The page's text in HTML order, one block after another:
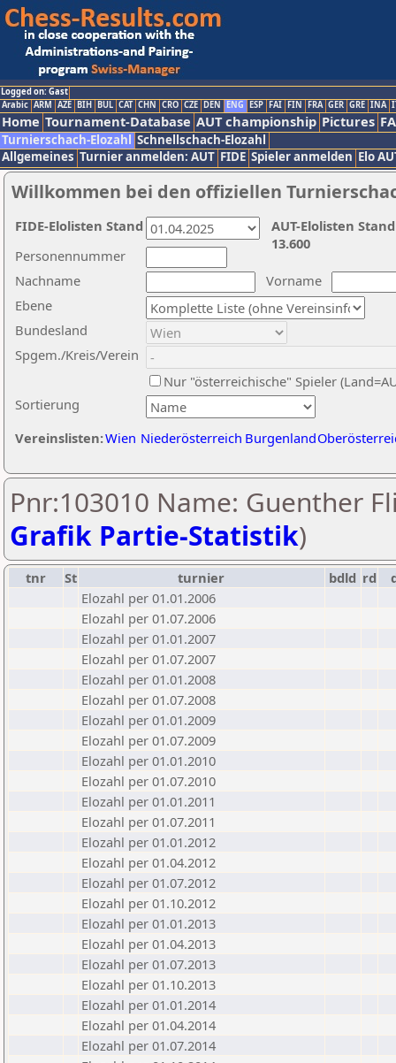
Logged on: Gast
Arabic ARM AZE BIH BUL CAT CHN CRO CZE DEN ENG ESP FAI FIN FRA GER GRE INA
Home Tournament-Database AUT championship Pictures
Turnierschach-Elozahl Schnellschach-Elozahl
Allgemeines Turnier anmelden: AUT FIDE Spieler anmelden Elo
Willkommen bei den offiziellen
Nachname
Vorname
Ebene
Sortierung
Personennummer
Bundesland
Spgem./Kreis/Verein
Nur "österreichische" Spieler
Vereinslisten:Wien Niederösterreich Burgenland
AUT-Elolisten
13.600
FIDE-Elolisten Stand
Pnr:103010 Name: Guenther
Grafik Partie-Statistik)
tnr St turnier bdld rd
Elozahl per 01.01.2006
Elozahl per 01.07.2006
Elozahl per 01.01.2007
Elozahl per 01.07.2007
Elozahl per 01.01.2008
Elozahl per 01.07.2008
Elozahl per 01.01.2009
Elozahl per 01.07.2009
Elozahl per 01.01.2010
Elozahl per 01.07.2010
Elozahl per 01.01.2011
Elozahl per 01.07.2011
Elozahl per 01.01.2012
Elozahl per 01.04.2012
Elozahl per 01.07.2012
Elozahl per 01.10.2012
Elozahl per 01.01.2013
Elozahl per 01.04.2013
Elozahl per 01.07.2013
Elozahl per 01.10.2013
Elozahl per 01.01.2014
Elozahl per 01.04.2014
Elozahl per 01.07.2014